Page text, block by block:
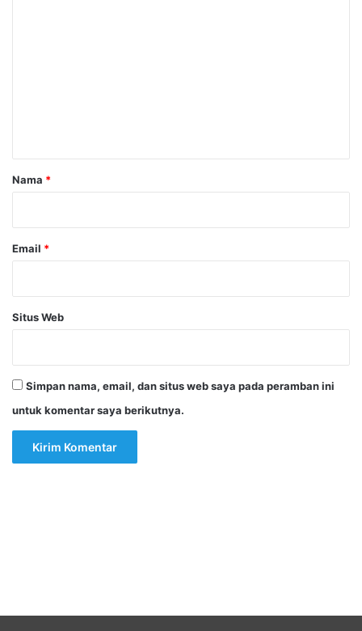
rNama *
Email *
Situs Web
Simpan nama, email, dan situs web saya pada peramban ini
untuk komentar saya berikutnya.